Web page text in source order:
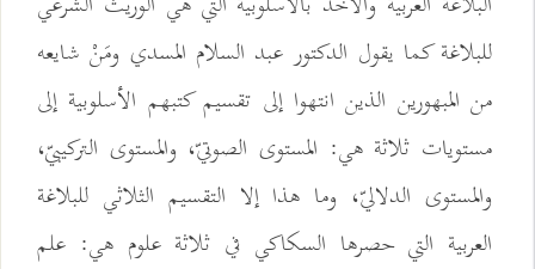
للبلاغة كما يقول الدكتور عبد السلام المسدي ومَنْ شايعه
من المبهورين الذين انتهوا إلى تقسيم كتبهم الأسلوبية إلى
مستويات ثلاثة هي: المستوى الصوتيّ، والمستوى التركيبيّ،
والمستوى الدلاليّ، وما هذا إلا التقسيم الثلاثي للبلاغة
العربية التي حصرها السكاكي في ثلاثة علوم هي: علم